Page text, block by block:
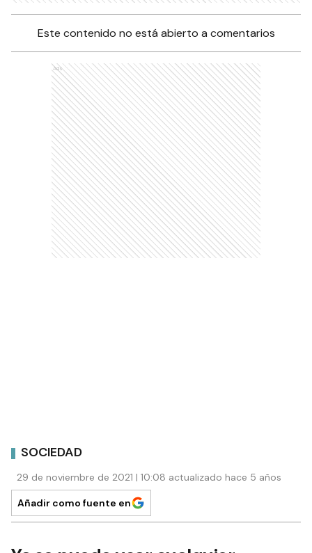
Este contenido no está abierto a comentarios
Ads
SOCIEDAD
29 de noviembre de 2021 | 10:08 actualizado hace 5 años
Añadir como fuente en